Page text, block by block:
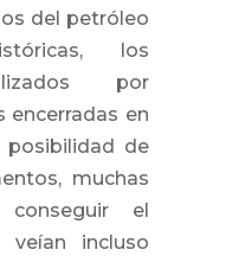
del petróleo
los
por
encerradas en
de
muchas
el
incluso